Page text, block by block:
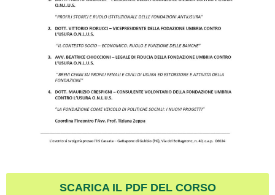
SCARICA IL PDF DEL CORSO